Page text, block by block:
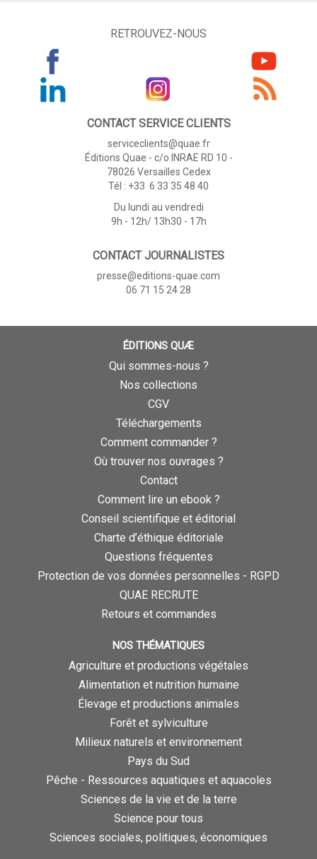
RETROUVEZ-NOUS
CONTACT SERVICE CLIENTS
serviceclients@quae.fr
Éditions Quae - c/o INRAE RD 10 -
78026 Versailles Cedex
Tél : +33 6 33 35 48 40
Du lundi au vendredi
9h - 12h/ 13h30 - 17h
CONTACT JOURNALISTES
presse@editions-quae.com
06 71 15 24 28
ÉDITIONS QUÆ
Qui sommes-nous ?
Nos collections
CGV
Téléchargements
Comment commander ?
Où trouver nos ouvrages ?
Contact
Comment lire un ebook ?
Conseil scientifique et éditorial
Charte d’éthique éditoriale
Questions fréquentes
Protection de vos données personnelles - RGPD
QUAE RECRUTE
Retours et commandes
NOS THÉMATIQUES
Agriculture et productions végétales
Alimentation et nutrition humaine
Élevage et productions animales
Forêt et sylviculture
Milieux naturels et environnement
Pays du Sud
Pêche - Ressources aquatiques et aquacoles
Sciences de la vie et de la terre
Science pour tous
Sciences sociales, politiques, économiques